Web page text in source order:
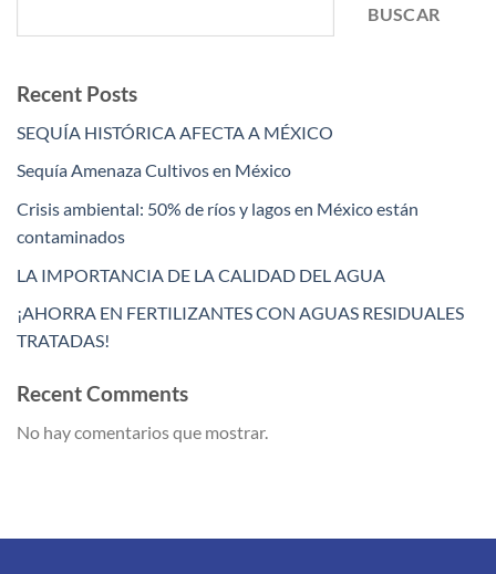
BUSCAR
Recent Posts
SEQUÍA HISTÓRICA AFECTA A MÉXICO
Sequía Amenaza Cultivos en México
Crisis ambiental: 50% de ríos y lagos en México están
contaminados
LA IMPORTANCIA DE LA CALIDAD DEL AGUA
¡AHORRA EN FERTILIZANTES CON AGUAS RESIDUALES
TRATADAS!
Recent Comments
No hay comentarios que mostrar.